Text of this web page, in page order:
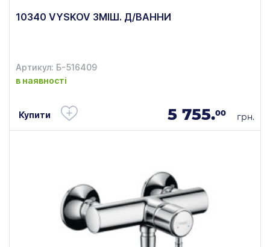
10340 VYSKOV ЗМІШ. Д/ВАННИ
Артикул: Б-516409
в наявності
Купити 5 755.00 грн.